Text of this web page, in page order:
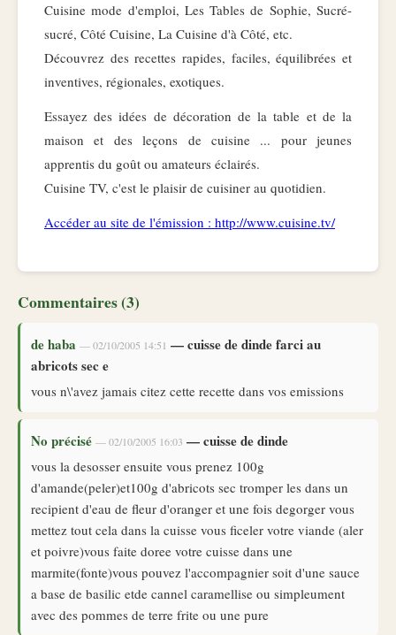
Cuisine mode d'emploi, Les Tables de Sophie, Sucré-
sucré, Côté Cuisine, La Cuisine d'à Côté, etc.
Découvrez des recettes rapides, faciles, équilibrées et
inventives, régionales, exotiques.
Essayez des idées de décoration de la table et de la
maison et des leçons de cuisine ... pour jeunes
apprentis du goût ou amateurs éclairés.
Cuisine TV, c'est le plaisir de cuisiner au quotidien.
Accéder au site de l'émission : http://www.cuisine.tv/
Commentaires (3)
de haba — 02/10/2005 14:51 — cuisse de dinde farci au
abricots sec e
vous n\'avez jamais citez cette recette dans vos emissions
No précisé — 02/10/2005 16:03 — cuisse de dinde
vous la desosser ensuite vous prenez 100g
d'amande(peler)et100g d'abricots sec tromper les dans un
recipient d'eau de fleur d'oranger et une fois degorger vous
mettez tout cela dans la cuisse vous ficeler votre viande (aler
et poivre)vous faite doree votre cuisse dans une
marmite(fonte)vous pouvez l'accompagnier soit d'une sauce
a base de basilic etde cannel caramellise ou simpleument
avec des pommes de terre frite ou une pure